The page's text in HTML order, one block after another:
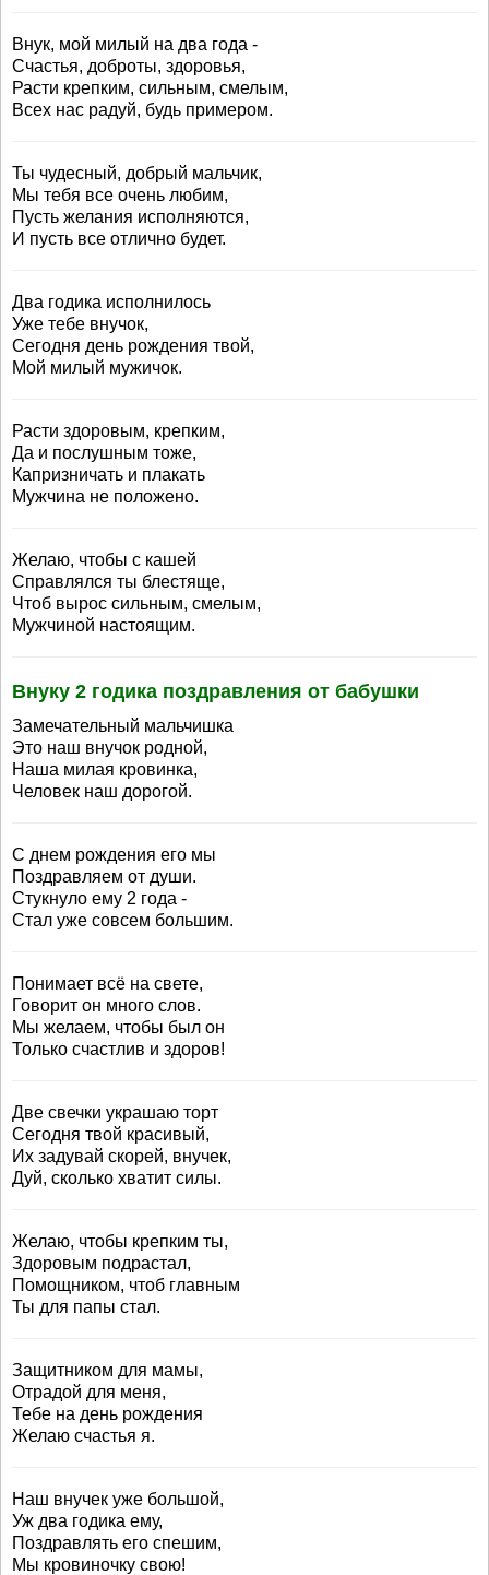
Внук, мой милый на два года -
Счастья, доброты, здоровья,
Расти крепким, сильным, смелым,
Всех нас радуй, будь примером.
Ты чудесный, добрый мальчик,
Мы тебя все очень любим,
Пусть желания исполняются,
И пусть все отлично будет.
Два годика исполнилось
Уже тебе внучок,
Сегодня день рождения твой,
Мой милый мужичок.
Расти здоровым, крепким,
Да и послушным тоже,
Капризничать и плакать
Мужчина не положено.
Желаю, чтобы с кашей
Справлялся ты блестяще,
Чтоб вырос сильным, смелым,
Мужчиной настоящим.
Внуку 2 годика поздравления от бабушки
Замечательный мальчишка
Это наш внучок родной,
Наша милая кровинка,
Человек наш дорогой.
С днем рождения его мы
Поздравляем от души.
Стукнуло ему 2 года -
Стал уже совсем большим.
Понимает всё на свете,
Говорит он много слов.
Мы желаем, чтобы был он
Только счастлив и здоров!
Две свечки украшаю торт
Сегодня твой красивый,
Их задувай скорей, внучек,
Дуй, сколько хватит силы.
Желаю, чтобы крепким ты,
Здоровым подрастал,
Помощником, чтоб главным
Ты для папы стал.
Защитником для мамы,
Отрадой для меня,
Тебе на день рождения
Желаю счастья я.
Наш внучек уже большой,
Уж два годика ему,
Поздравлять его спешим,
Мы кровиночку свою!